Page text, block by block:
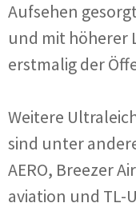
Aufsehen
und mit höherer
erstmalig der
Weitere
sind unter
AERO, Breezer
aviation und TL-